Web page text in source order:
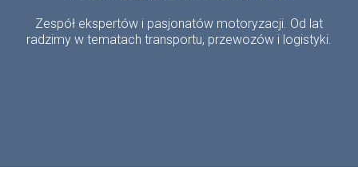
Zespół ekspertów i pasjonatów motoryzacji. Od lat
radzimy w tematach transportu, przewozów i logistyki.